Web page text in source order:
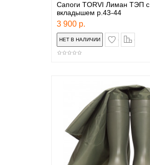
Сапоги TORVI Лиман ТЭП с
вкладышем р.43-44
3 900 р.
в закладки